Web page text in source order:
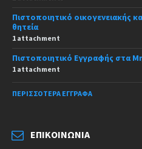
Πιστοποιητικό οικογενειακής
θητεία
1 attachment
Πιστοποιητικό Εγγραφής στα
1 attachment
ΠΕΡΙΣΣΌΤΕΡΑ ΈΓΓΡΑΦΑ
ΕΠΙΚΟΙΝΩΝΊΑ